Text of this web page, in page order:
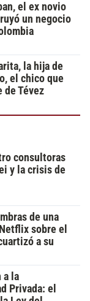
el ex novio
un negocio
la hija de
el chico que
de Tévez
consultoras
y la crisis de
de una
sobre el
a su
a la
Privada: el